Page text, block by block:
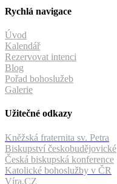
Rychlá navigace
Úvod
Kalendář
Rezervovat intenci
Blog
Pořad bohoslužeb
Galerie
Užitečné odkazy
Kněžská fraternita sv. Petra
Biskupství českobudějovické
Česká biskupská konference
Katolické bohoslužby v ČR
Víra.CZ